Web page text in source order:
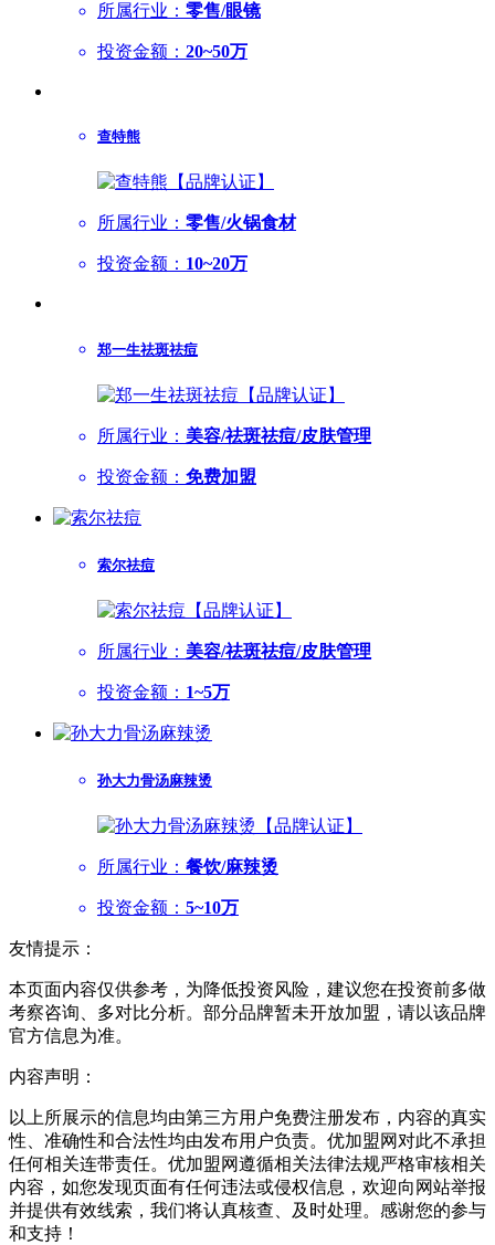
所属行业： 零售/眼镜
投资金额： 20~50万
查特熊
所属行业： 零售/火锅食材
投资金额： 10~20万
郑一生祛斑祛痘
所属行业： 美容/祛斑祛痘/皮肤管理
投资金额： 免费加盟
索尔祛痘
所属行业： 美容/祛斑祛痘/皮肤管理
投资金额： 1~5万
孙大力骨汤麻辣烫
所属行业： 餐饮/麻辣烫
投资金额： 5~10万
友情提示：
本页面内容仅供参考，为降低投资风险，建议您在投资前多做
考察咨询、多对比分析。部分品牌暂未开放加盟，请以该品牌
官方信息为准。
内容声明：
以上所展示的信息均由第三方用户免费注册发布，内容的真实
性、准确性和合法性均由发布用户负责。优加盟网对此不承担
任何相关连带责任。优加盟网遵循相关法律法规严格审核相关
内容，如您发现页面有任何违法或侵权信息，欢迎向网站举报
并提供有效线索，我们将认真核查、及时处理。感谢您的参与
和支持！